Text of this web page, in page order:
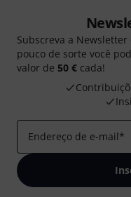
Subscreva a
pouco de sorte você
valor de 50 € cada!
Endereço de e-mail*